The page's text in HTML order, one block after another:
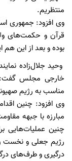
منتظریم.
وی افزود: جمهوری
قرآن و حکمت‌های
بوده و بعد از این هم
وحید جلال‌زاده
خارجی مجلس گفت:
مناسب به رژیم
وی افزود: چنین
مبارزه با جبهه
چنین عملیات‌هایی
رژیم جعلی و نخست
درگیری و طرف‌های